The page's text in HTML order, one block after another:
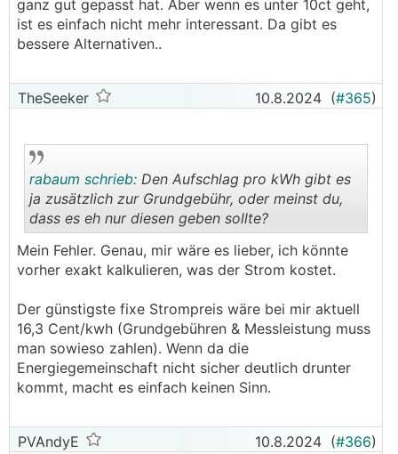
ganz gut gepasst hat. Aber wenn es unter 10ct geht,
ist es einfach nicht mehr interessant. Da gibt es
bessere Alternativen..
TheSeeker 10.8.2024 (#365)
..
rabaum schrieb: Den Aufschlag pro kWh gibt es
ja zusätzlich zur Grundgebühr, oder meinst du,
dass es eh nur diesen geben sollte?
Mein Fehler. Genau, mir wäre es lieber, ich könnte
vorher exakt kalkulieren, was der Strom kostet.
Der günstigste fixe Strompreis wäre bei mir aktuell
16,3 Cent/kwh (Grundgebühren & Messleistung muss
man sowieso zahlen). Wenn da die
Energiegemeinschaft nicht sicher deutlich drunter
kommt, macht es einfach keinen Sinn.
PVAndyE 10.8.2024 (#366)